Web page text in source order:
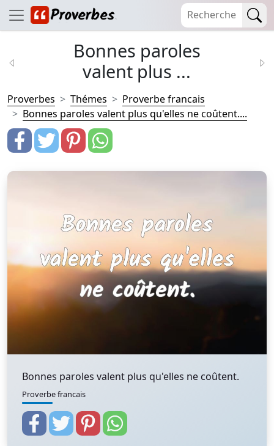
Bonnes paroles
valent plus ...
Proverbes Thémes
Proverbe francais
Bonnes paroles valent plus qu'elles ne coûtent....
Bonnes paroles valent plus qu'elles ne coûtent.
Proverbe francais